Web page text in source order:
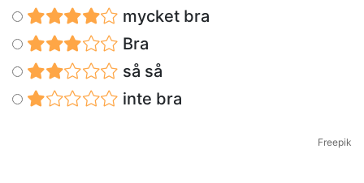
mycket bra
Bra
så så
inte bra
Freepik